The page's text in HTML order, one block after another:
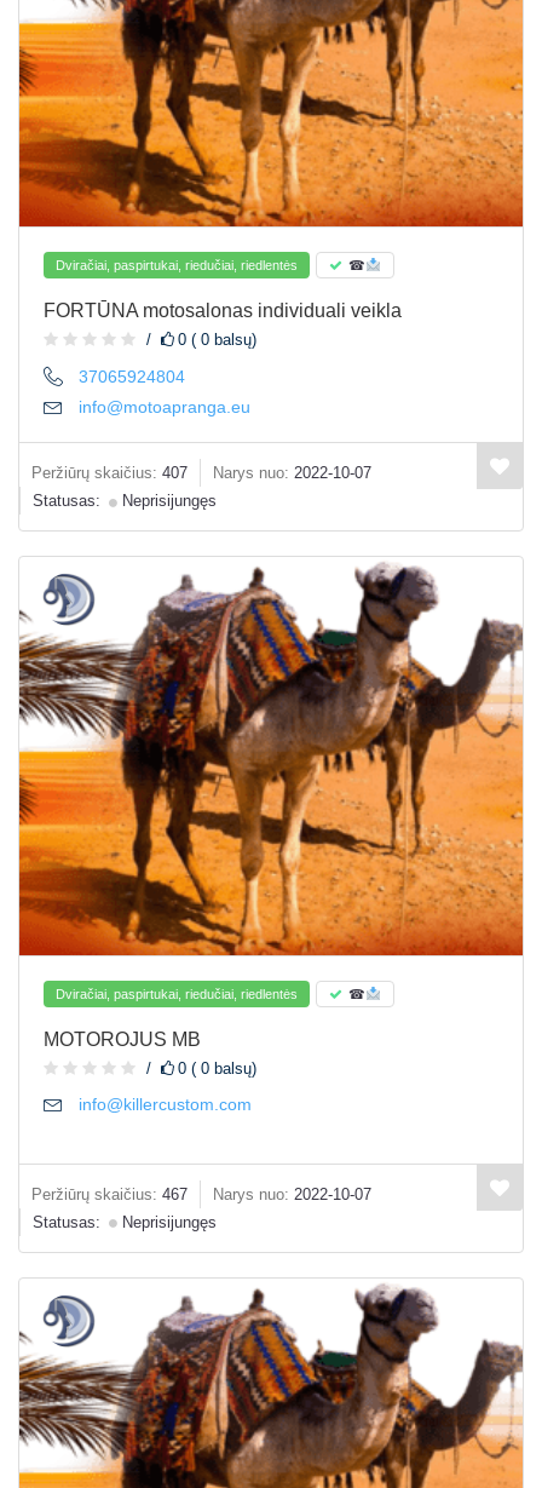
Dviračiai, paspirtukai, riedučiai, riedlentės ☎
FORTŪNA motosalonas individuali veikla
0 ( 0 balsų)
37065924804
info@motoapranga.eu
Peržiūrų skaičius: 407 Narys nuo: 2022-10-07
Statusas:
Neprisijungęs
Dviračiai, paspirtukai, riedučiai, riedlentės ☎
MOTOROJUS MB
0 ( 0 balsų)
info@killercustom.com
Peržiūrų skaičius: 467 Narys nuo: 2022-10-07
Statusas:
Neprisijungęs